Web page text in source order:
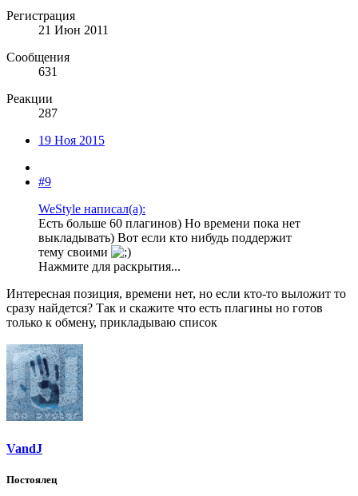
Регистрация
21 Июн 2011
Сообщения
631
Реакции
287
19 Ноя 2015
#9
WeStyle написал(а):
Есть больше 60 плагинов) Но времени пока нет
выкладывать) Вот если кто нибудь поддержит
тему своими
Нажмите для раскрытия...
Интересная позиция, времени нет, но если кто-то выложит то
сразу найдется? Так и скажите что есть плагины но готов
только к обмену, прикладываю список
VandJ
Постоялец